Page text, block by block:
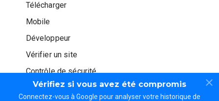
Vérifiez si vous avez été compromis
Connectez-vous à Google pour analyser votre historique de
Télécharger
Mobile
Développeur
Vérifier un site
Contrôle de sécurité